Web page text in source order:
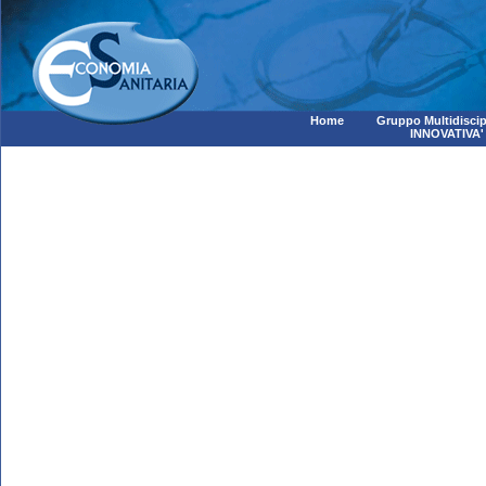
Home
Gruppo
INNOVATIVA'